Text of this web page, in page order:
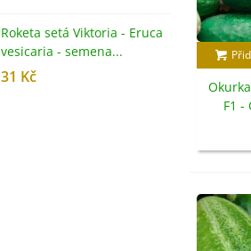
Roketa setá Viktoria - Eruca
vesicaria - semena...
31 Kč
F1 -